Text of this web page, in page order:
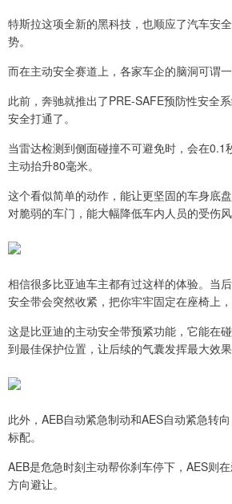
特斯拉这项全新的黑科技，也顺应了汽车安
势。
而在主动安全赛道上，各家车企的脑洞可谓一
此前，奔驰就推出了PRE-SAFE预防性安全
安全打通了。
当雷达检测到侧面碰撞不可避免时，会在0.1
主动抬升80毫米。
这个看似简单的动作，能让更坚固的车身底
对脆弱的车门，能大幅降低车内人员的受伤风
相信很多比亚迪车主都有过这样的体验。当
安全带会突然收紧，把你牢牢固定在座椅上，
这是比亚迪的主动安全带预紧功能，它能在
到最佳保护位置，让后续的气囊发挥最大效果
此外，AEB自动紧急制动和AES自动紧急转
标配。
AEB是危急时刻主动帮你刹车停下，AES则
方向避让。